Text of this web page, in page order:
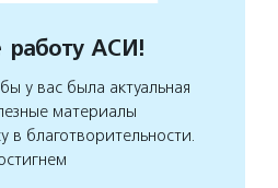
АСИ!
у вас была актуальная
материалы
в благотворительности.